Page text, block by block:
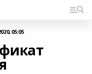
05:05